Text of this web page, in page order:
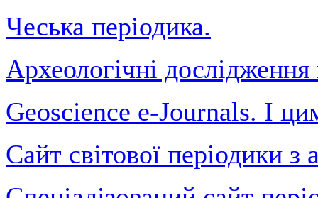
Чеська періодика.
Археологічні
Geoscience e-Journals. І
Сайт світової періодики з